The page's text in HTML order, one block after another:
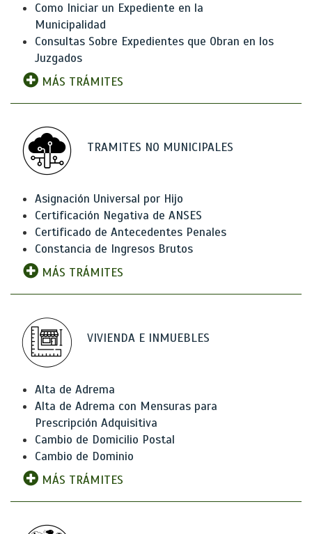
Como Iniciar un Expediente en la
Municipalidad
Consultas Sobre Expedientes que Obran en los
Juzgados
MÁS TRÁMITES
TRAMITES NO MUNICIPALES
Asignación Universal por Hijo
Certificación Negativa de ANSES
Certificado de Antecedentes Penales
Constancia de Ingresos Brutos
MÁS TRÁMITES
VIVIENDA E INMUEBLES
Alta de Adrema
Alta de Adrema con Mensuras para
Prescripción Adquisitiva
Cambio de Domicilio Postal
Cambio de Dominio
MÁS TRÁMITES